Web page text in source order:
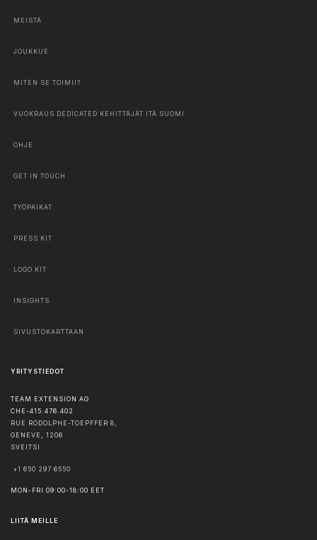
MEISTÄ
JOUKKUE
MITEN SE TOIMII?
VUOKRAUS DEDICATED KEHITTÄJÄT ITÄ SUOMI
OHJE
GET IN TOUCH
TYÖPAIKAT
PRESS KIT
LOGO KIT
INSIGHTS
SIVUSTOKARTTAAN
YRITYSTIEDOT
TEAM EXTENSION AG
CHE-415.476.402
RUE RODOLPHE-TOEPFFER 8,
GENEVE , 1206
SVEITSI
+1 650 297 6550
MON-FRI 09:00-18:00 EET
LIITÄ MEILLE